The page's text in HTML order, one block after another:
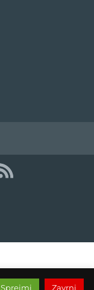
Sprejmi Zavrni